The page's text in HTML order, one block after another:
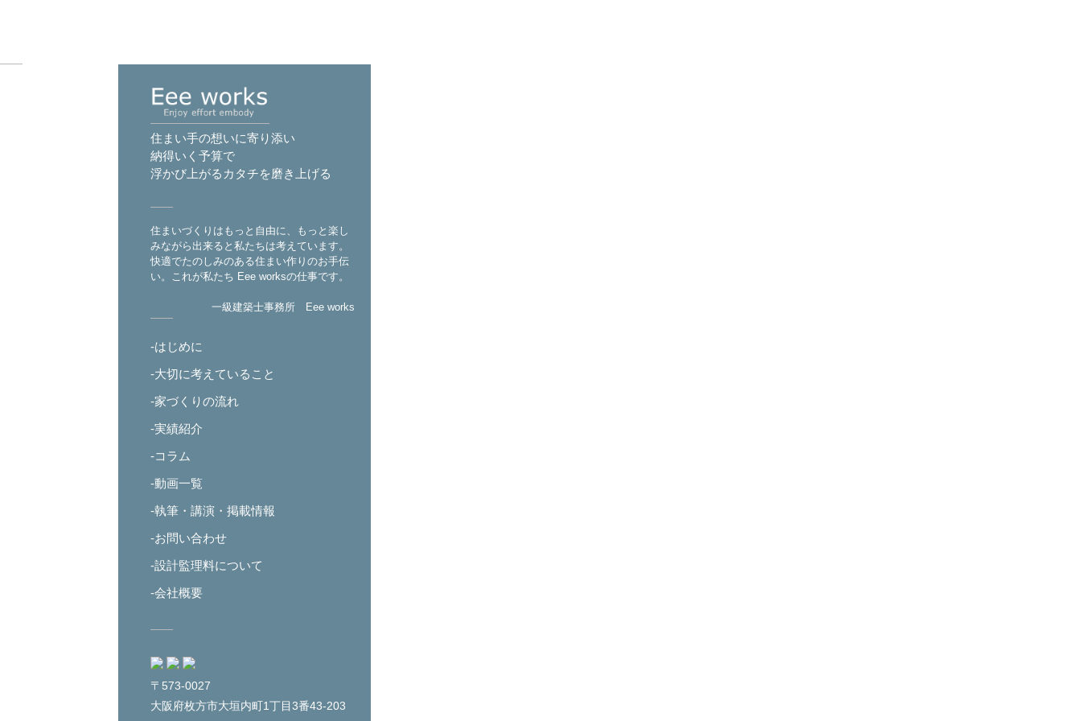
住まい手の想いに寄り添い
納得いく予算で
浮かび上がるカタチを磨き上げる
住まいづくりはもっと自由に、もっと楽し
みながら出来ると私たちは考えています。
快適でたのしみのある住まい作りのお手伝
い。これが私たち Eee worksの仕事です。
一級建築士事務所 Eee works
-はじめに
-大切に考えていること
-家づくりの流れ
-実績紹介
-コラム
-動画一覧
-執筆・講演・掲載情報
-お問い合わせ
-設計監理料について
-会社概要
〒573-0027
大阪府枚方市大垣内町1丁目3番43-203